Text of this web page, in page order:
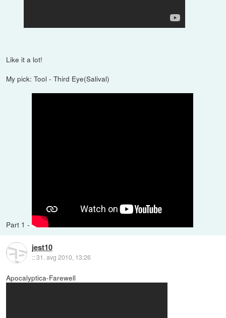
Like it a lot!
My pick: Tool - Third Eye(Salival)
Part 1 -
jest10
::31. avg 2010, 13:26
Apocalyptica-Farewell